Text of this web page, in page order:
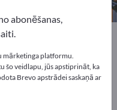
mērinstrumenti
preces – Biznesa
abonēšanas,
mārketinga platformu.
šo veidlapu, jūs apstiprināt, ka
Brevo apstrādei saskaņā ar